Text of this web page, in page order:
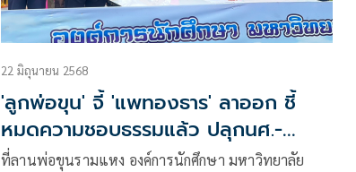
22 มิถุนายน 2568
'ลูกพ่อขุน' จี้ 'แพทองธาร' ลาออก ชี้
หมดความชอบธรรมแล้ว ปลุกนศ.-
ปชช.ร่วมชุมนุม28มิย.
ที่ลานพ่อขุนรามแหง องค์การนักศึกษา มหาวิทยาลัย